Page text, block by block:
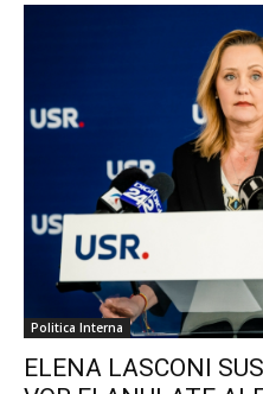
Politica Interna
ELENA LASCONI